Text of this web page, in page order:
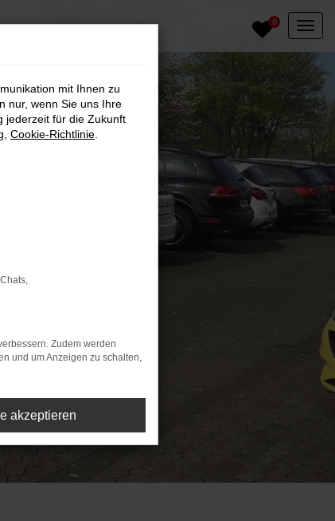
0
mit Ihnen zu
nur, wenn Sie uns Ihre
jederzeit für die Zukunft
Cookie-Richtlinie
Zudem werden
und um Anzeigen zu schalten,
akzeptieren